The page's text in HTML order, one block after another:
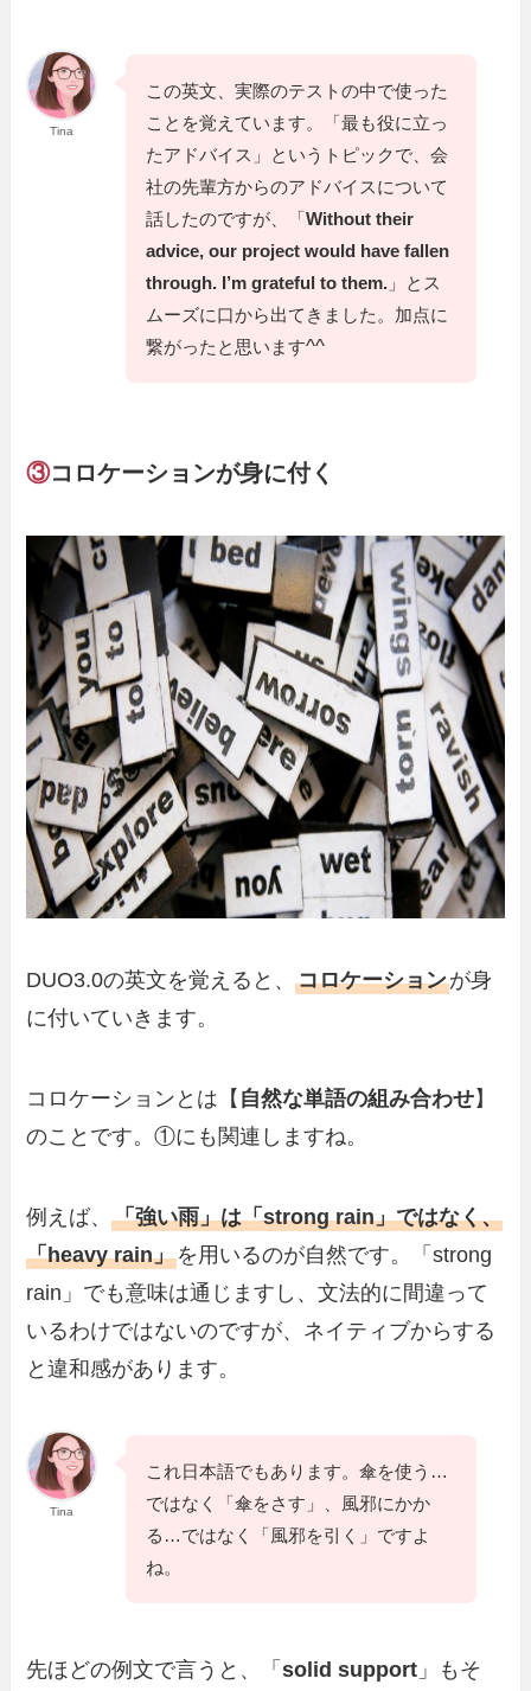
Tina
この英文、実際のテストの中で使った
ことを覚えています。「最も役に立っ
たアドバイス」というトピックで、会
社の先輩方からのアドバイスについて
話したのですが、「Without their
advice, our project would have fallen
through. I’m grateful to them. 」とス
ムーズに口から出てきました。加点に
繋がったと思います^^
③コロケーションが身に付く
DUO3.0の英文を覚えると、コロケーションが身
に付いていきます。
コロケーションとは【 自然な単語の組み合わせ】
のことです。①にも関連しますね。
例えば、「強い雨」は「strong rain」ではなく、
「heavy rain」を用いるのが自然です。「strong
rain」でも意味は通じますし、文法的に間違って
いるわけではないのですが、ネイティブからする
と違和感があります。
Tina
これ日本語でもあります。傘を使う…
ではなく「傘をさす」、風邪にかか
る…ではなく「風邪を引く」ですよ
ね。
先ほどの例文で言うと、「solid support 」もそ